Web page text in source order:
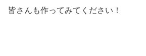
皆さんも作ってみてください！